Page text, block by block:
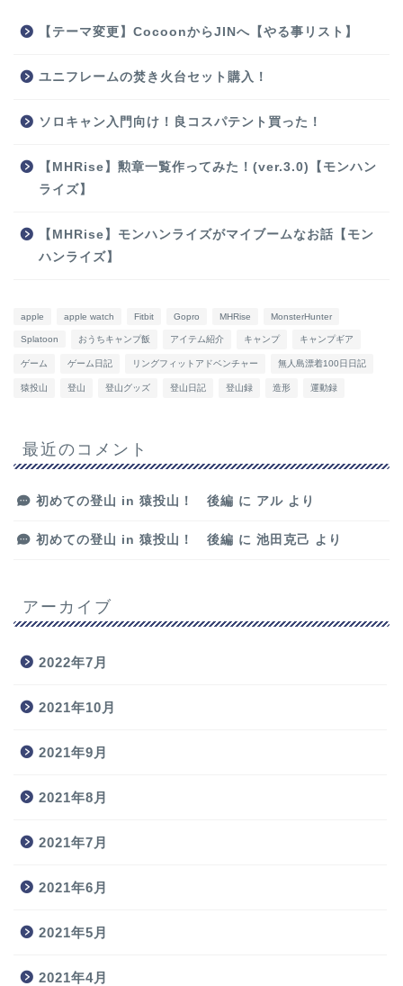
【テーマ変更】CocoonからJINへ【やる事リスト】
ユニフレームの焚き火台セット購入！
ソロキャン入門向け！良コスパテント買った！
【MHRise】勲章一覧作ってみた！(ver.3.0)【モンハン
ライズ】
【MHRise】モンハンライズがマイブームなお話【モン
ハンライズ】
apple apple watch Fitbit Gopro MHRise MonsterHunter
Splatoon おうちキャンプ飯 アイテム紹介 キャンプ キャンプギア
ゲーム ゲーム日記 リングフィットアドベンチャー 無人島漂着100日日記
猿投山 登山 登山グッズ 登山日記 登山録 造形 運動録
最近のコメント
初めての登山 in 猿投山！ 後編 に アル より
初めての登山 in 猿投山！ 後編 に 池田克己 より
アーカイブ
2022年7月
2021年10月
2021年9月
2021年8月
2021年7月
2021年6月
2021年5月
2021年4月